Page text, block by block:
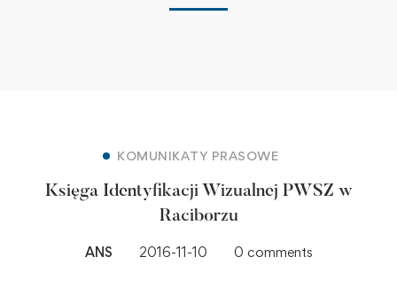
KOMUNIKATY PRASOWE
Księga Identyfikacji Wizualnej PWSZ w
Raciborzu
ANS 2016-11-10 0 comments